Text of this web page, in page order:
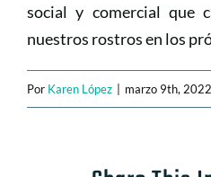
social y comercial que
nuestros rostros en los
Por Karen López marzo 9th, 2022